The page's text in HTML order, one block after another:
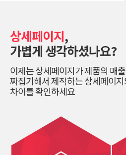
상세페이지,
가볍게 생각하셨나요?
이제는 상세페이지가 제품의 매
짜집기해서 제작하는 상세페이
차이를 확인하세요